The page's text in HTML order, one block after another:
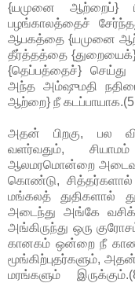
{யமுனை ஆற்றைப்}
பழங்காலத்தைச்
ஆபகத்தை {யமுனை
தீர்த்தத்தை
{தெப்பத்தைச்}
அந்த அம்ஷுமதி
ஆற்றை} நீ
அதன் பிறகு, பல
வளர்வதும்,
ஆலமரமொன்றை
கொண்டு,
மங்கலத் துதிகளால்
அடைந்து அங்கே
அங்கிருந்து ஒரு
கானகம் ஒன்றை நீ
மூங்கிற்புதர்களும்,
மரங்களும்